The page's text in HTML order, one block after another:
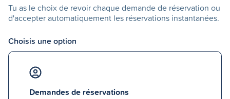
Tu as le choix de revoir chaque demande de réservation ou
d'accepter automatiquement les réservations instantanées.
Choisis une option
Demandes de réservations